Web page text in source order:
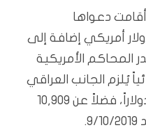
دعواها
24 مليون دولار أمريكي إضافة إلى
المحاكم الأمريكية
حكماً ابتدائياً يُلزم الجانب العراقي
بدفع مبلغ 120,338,399.17 دولاراً، فضلاً عن 10,909